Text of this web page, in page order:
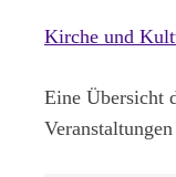
Kirche und
Eine Übersicht